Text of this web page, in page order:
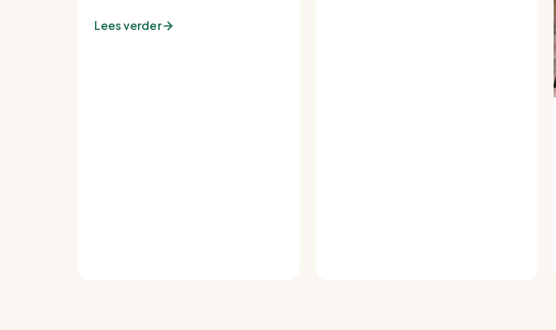
buurt.
Lees verder